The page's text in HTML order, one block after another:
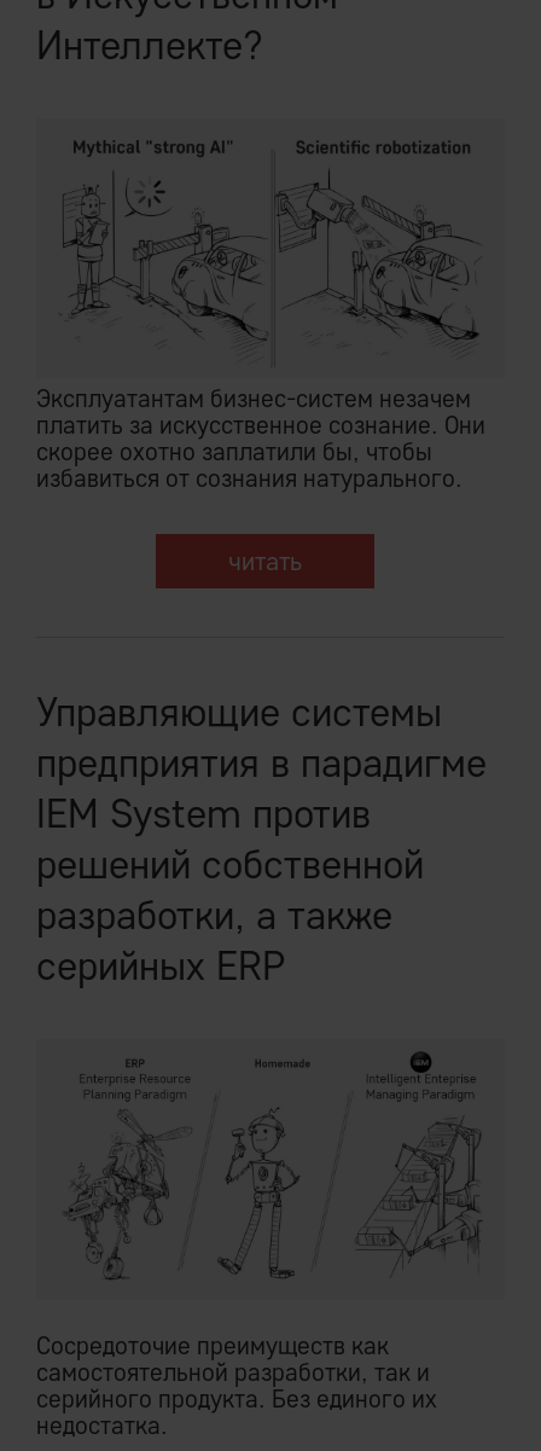
Интеллекте?
Эксплуатантам бизнес-систем незачем
платить за искусственное сознание. Они
скорее охотно заплатили бы, чтобы
избавиться от сознания натурального.
читать
Управляющие системы
предприятия в парадигме
IEM System против
решений собственной
разработки, а также
серийных ERP
Cocредоточие преимуществ как
самостоятельной разработки, так и
серийного продукта. Без единого их
недостатка.